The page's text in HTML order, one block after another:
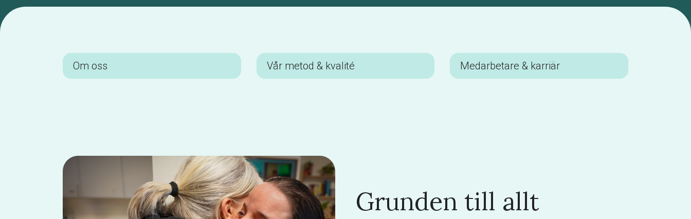
Om oss Vår metod & kvalité Medarbetare & karriär
Grunden till allt